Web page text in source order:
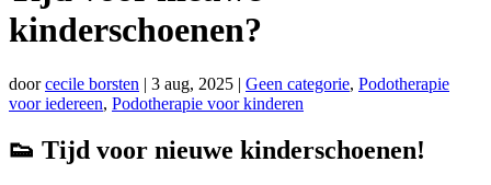
kinderschoenen?
doorcecile borsten | 3 aug, 2025 | Geen categorie, Podotherapie
voor iedereen, Podotherapie voor kinderen
👟 Tijd voor nieuwe kinderschoenen!